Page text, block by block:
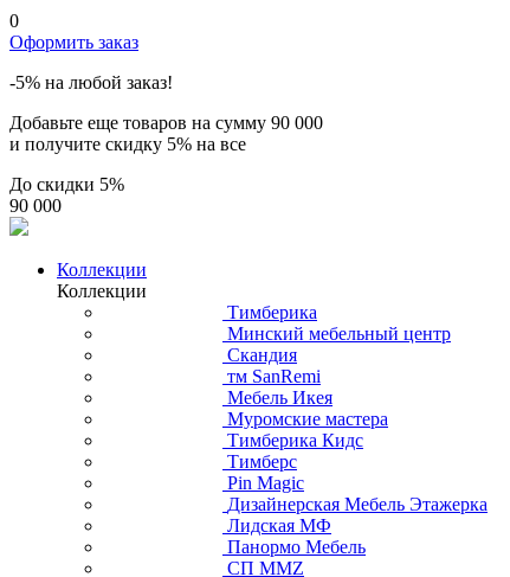
0
Оформить заказ
-5% на любой заказ!
Добавьте еще товаров на сумму 90 000
и получите скидку 5% на все
До скидки 5%
90 000
Коллекции
Коллекции
Тимберика
Минский мебельный центр
Скандия
тм SanRemi
Мебель Икея
Муромские мастера
Тимберика Кидс
Тимберс
Pin Magic
Дизайнерская Мебель Этажерка
Лидская МФ
Панормо Мебель
СП ММZ